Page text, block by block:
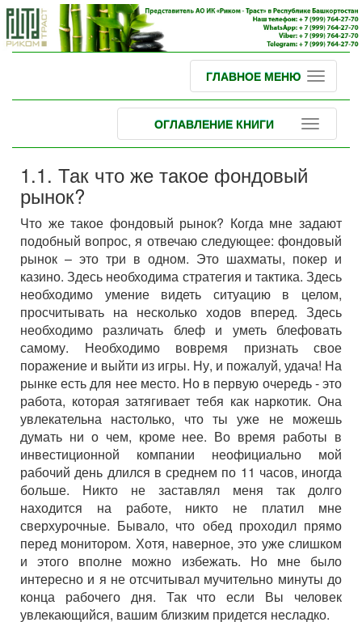
ГЛАВНОЕ МЕНЮ
ОГЛАВЛЕНИЕ КНИГИ
1.1. Так что же такое фондовый
рынок?
Что же такое фондовый рынок? Когда мне задают
подобный вопрос, я отвечаю следующее: фондовый
рынок – это три в одном. Это шахматы, покер и
казино. Здесь необходима стратегия и тактика. Здесь
необходимо умение видеть ситуацию в целом,
просчитывать на несколько ходов вперед. Здесь
необходимо различать блеф и уметь блефовать
самому. Необходимо вовремя признать свое
поражение и выйти из игры. Ну, и пожалуй, удача! На
рынке есть для нее место. Но в первую очередь - это
работа, которая затягивает тебя как наркотик. Она
увлекательна настолько, что ты уже не можешь
думать ни о чем, кроме нее. Во время работы в
инвестиционной компании неофициально мой
рабочий день длился в среднем по 11 часов, иногда
больше. Никто не заставлял меня так долго
находится на работе, никто не платил мне
сверхурочные. Бывало, что обед проходил прямо
перед монитором. Хотя, наверное, это уже слишком
и этого вполне можно избежать. Но мне было
интересно и я не отсчитывал мучительно минуты до
конца рабочего дня. Так что если Вы человек
увлекающийся, вашим близким придется несладко.